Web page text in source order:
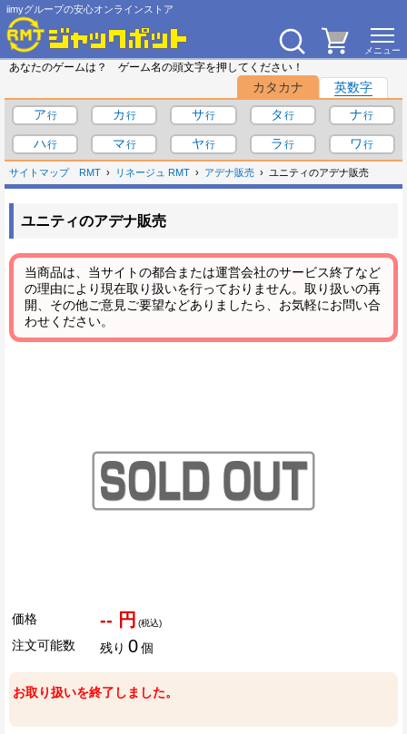
iimyグループの安心オンラインストア
あなたのゲームは？ ゲーム名の頭文字を押してください！
カタカナ
英数字
ア
カ サ タ
ナ
ハ
マ ヤ ラ ワ
サイトマップ RMT リネージュ RMT アデナ販売 ユニティのアデナ販売
ユニティのアデナ販売
当商品は、当サイトの都合または運営会社のサービス終了など
の理由により現在取り扱いを行っておりません。取り扱いの再
開、その他ご意見ご要望などありましたら、お気軽にお問い合
わせください。
価格 -- 円 (税込)
注文可能数 残り 0個
お取り扱いを終了しました。